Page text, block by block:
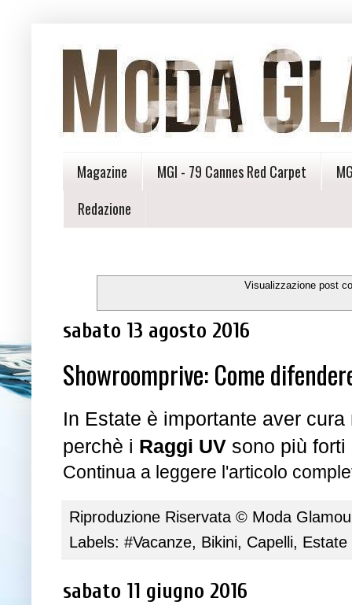
Magazine MGI - 79 Cannes Red Carpet
Redazione
Visualizzazione post
sabato 13 agosto 2016
Showroomprive: Come
In Estate è importante aver
perchè i Raggi UV sono più
Continua a leggere l'articolo
Riproduzione Riservata © Moda
Labels: #Vacanze, Bikini, Capelli, Estate
sabato 11 giugno 2016